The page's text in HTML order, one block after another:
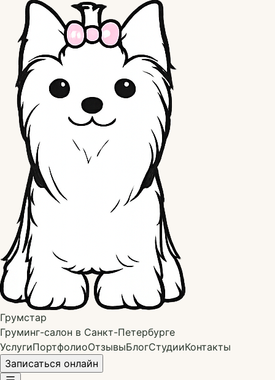
Грумстар
Груминг-салон в Санкт-Петербурге
УслугиПортфолиоОтзывыБлогСтудииКонтакты
Записаться онлайн